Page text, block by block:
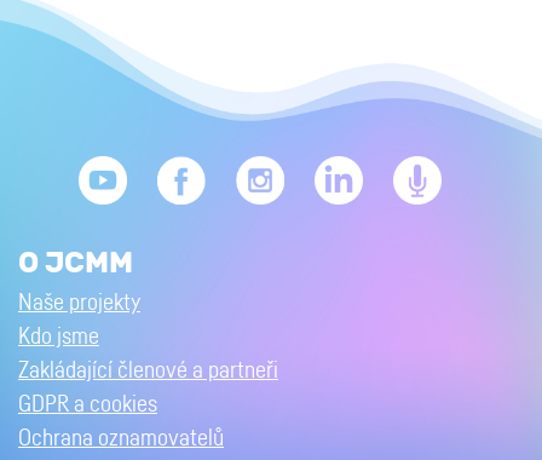
O JCMM
Naše projekty
Kdo jsme
Zakládající členové a partneři
GDPR a cookies
Ochrana oznamovatelů